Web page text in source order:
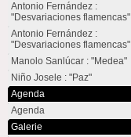
Antonio Fernández :
"Desvariaciones flamencas"
Antonio Fernández :
"Desvariaciones flamencas"
Manolo Sanlúcar : "Medea"
Niño Josele : "Paz"
Agenda
Agenda
Galerie